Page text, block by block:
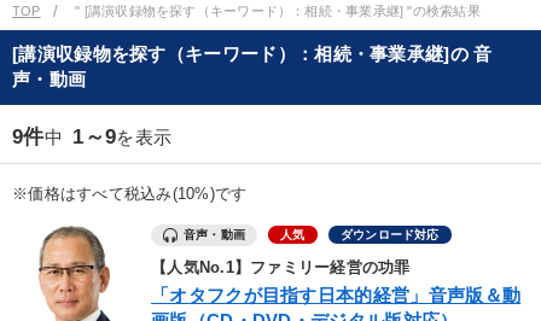
search 上記の条件で検索
mic 講演収録物を探す
全国経営者セミナー講演収録物（全1315タイトル）からお探しいただけ
ます
優秀各社の智恵と戦略 事業家のロマンと経営
TOP " [講演収録物を探す（キーワード）：相続・事業承継] "の検索結果
[講演収録物を探す（キーワード）：相続・事業承継]の 音
声・動画
9件中 1～9を表示
※価格はすべて税込み(10%)です
音声・動画 人気 ダウンロード対応
【人気No.1】ファミリー経営の功罪
「オタフクが目指す日本的経営」音声版＆動